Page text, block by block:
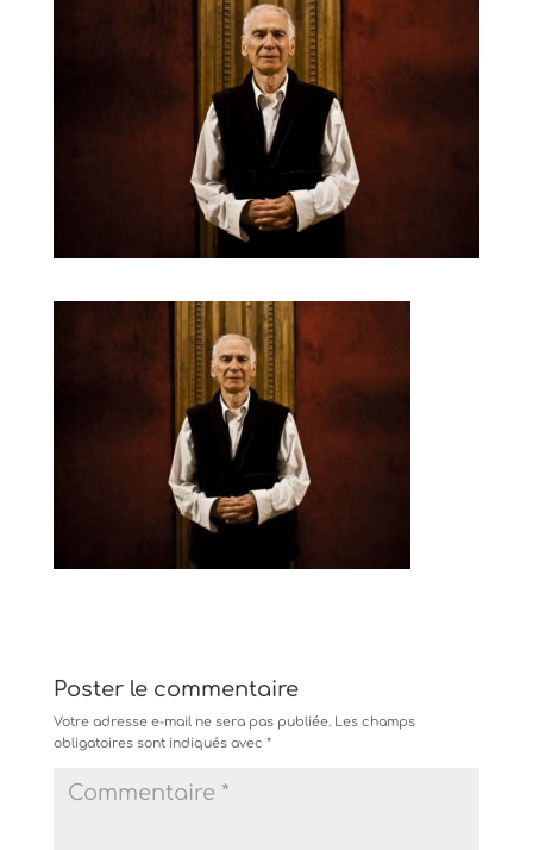
Poster le commentaire
Votre adresse e-mail ne sera pas publiée. Les champs
obligatoires sont indiqués avec *